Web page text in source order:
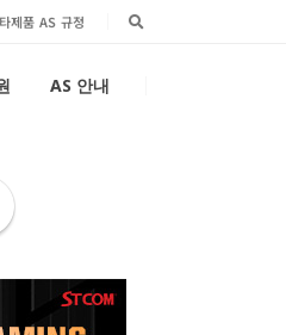
제품 AS 규정
AS 안내